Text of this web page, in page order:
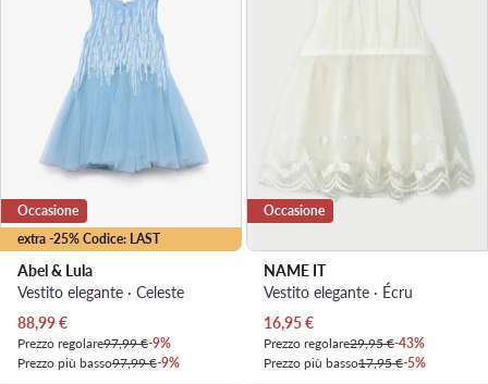
extra -25% Codice: LAST
Occasione
Abel & Lula
Vestito elegante · Celeste
Prezzo attuale
88,99€
Prezzo regolare97,99 €-9%
Prezzo più basso97,99 €-9%
Occasione
NAME IT
Vestito elegante · Écru
Prezzo attuale
16,95€
Prezzo regolare29,95 €-43%
Prezzo più basso17,95 €-5%